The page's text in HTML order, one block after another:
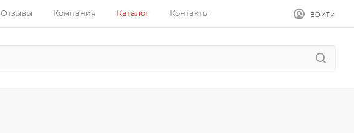
Отзывы Компания Каталог Контакты ВОЙТИ